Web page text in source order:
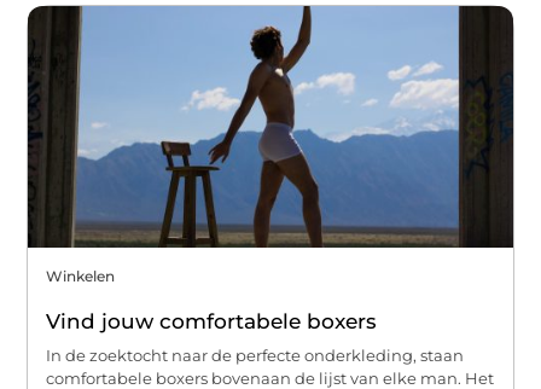
Winkelen
Vind jouw comfortabele boxers
In de zoektocht naar de perfecte onderkleding, staan
comfortabele boxers bovenaan de lijst van elke man. Het